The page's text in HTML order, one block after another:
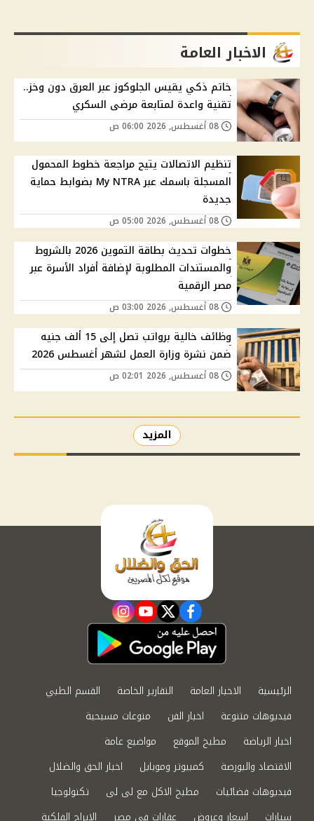
الاخبار العامة
خاتم ذكي يقيس الجلوكوز عبر العرق دون وخز..
تقنية واعدة لمتابعة مرضى السكري
تنظيم الاتصالات يتيح مراجعة خطوط المحمول
المسجلة باسمك عبر My NTRA بضوابط حماية
جديدة
خطوات تحديث بطاقة التموين 2026 بالشروط
والمستندات المطلوبة لإضافة أفراد الأسرة عبر
مصر الرقمية
وظائف خالية برواتب تصل إلى 15 ألف جنيه
ضمن نشرة وزارة العمل لشهر أغسطس 2026
المزيد
facebook
twitter
youtube
instagram
الرئيسية الاخبار العامة التقارير الخاصة
القسم الطبي
فيديوهات متنوعة
اخبار الفن
منوعات مسيحية
اخبار الرياضة
مطبخ الموقع
مواضيع عامة
الاقتصاد والبورصة
كمبيوتر وموبايل
اخبار الحق والضلال
فيديوهات فضائيات
مطبخ الاكل مع لى لى
تكنولوجيا
سيارات
اسعار وعروض عقارات في مصر الابراج الفلكية